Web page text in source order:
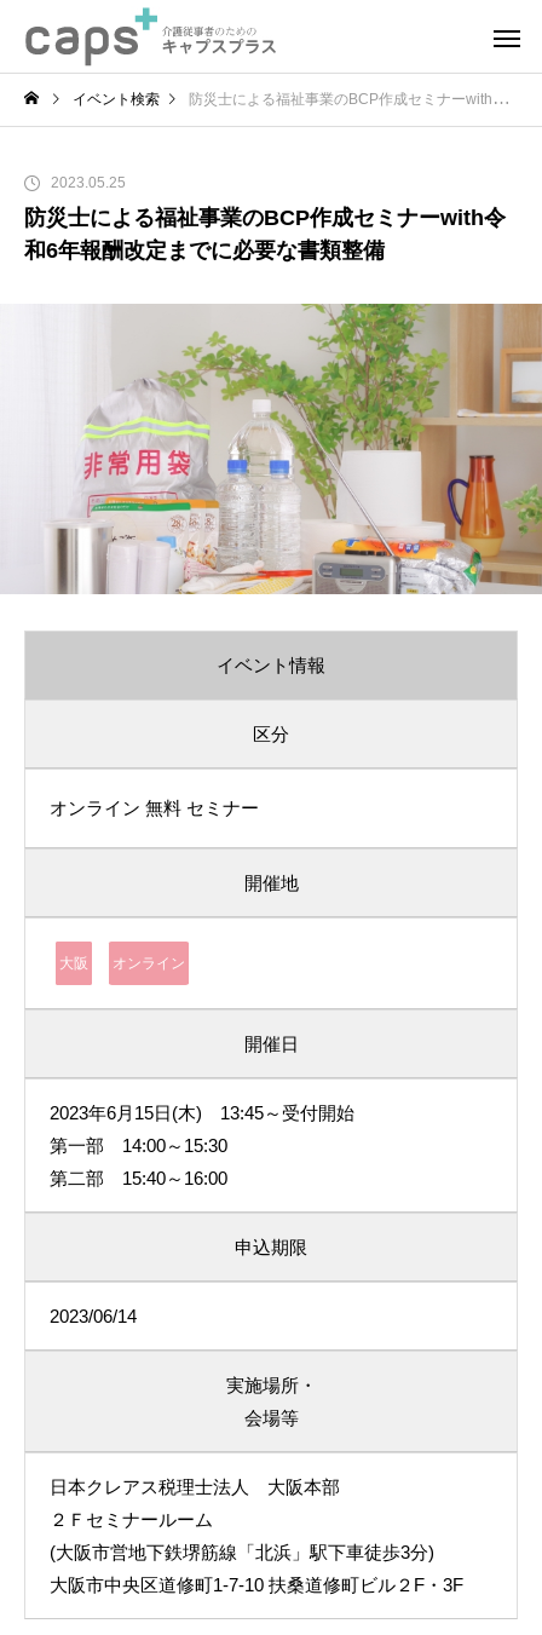
イベント検索 防災士による福祉事業のBCP作成セミナーwith令和6年報酬改定までに必要な書類整備
2023.05.25
防災士による福祉事業のBCP作成セミナーwith令
和6年報酬改定までに必要な書類整備
イベント情報
区分
オンライン 無料 セミナー
開催地
大阪 オンライン
開催日
2023年6月15日(木) 13:45～受付開始
第一部 14:00～15:30
第二部 15:40～16:00
申込期限
2023/06/14
実施場所・
会場等
日本クレアス税理士法人 大阪本部
２Ｆセミナールーム
(大阪市営地下鉄堺筋線「北浜」駅下車徒歩3分)
大阪市中央区道修町1-7-10 扶桑道修町ビル２F・3F